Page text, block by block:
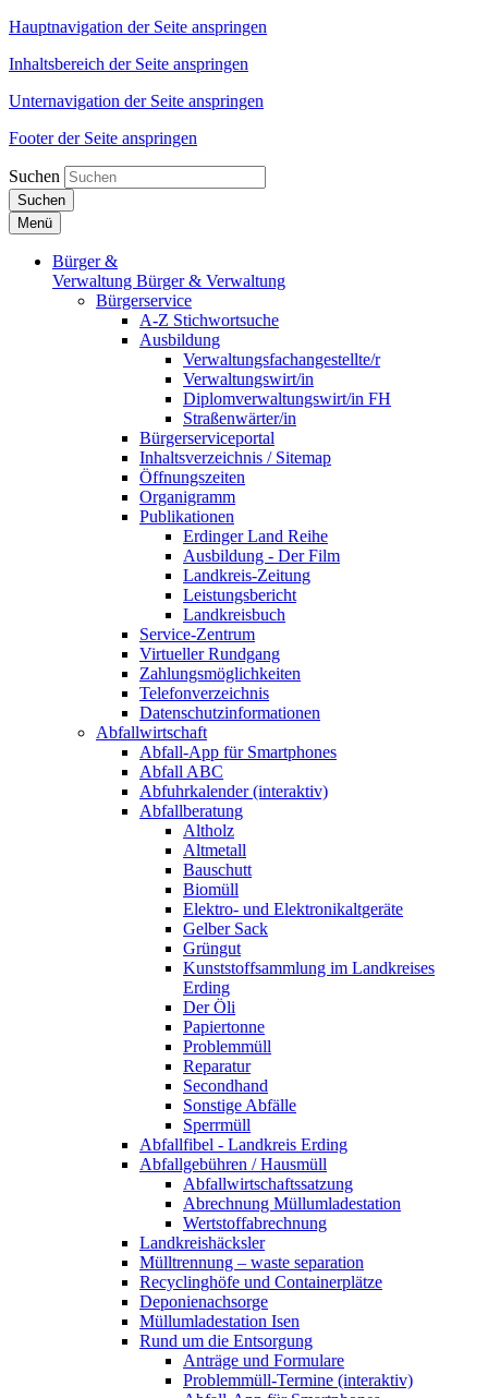
Hauptnavigation der Seite anspringen
Inhaltsbereich der Seite anspringen
Unternavigation der Seite anspringen
Footer der Seite anspringen
Suchen
Suchen
Menü
Bürger &
Verwaltung Bürger & Verwaltung
Bürgerservice
A-Z Stichwortsuche
Ausbildung
Verwaltungsfachangestellte/r
Verwaltungswirt/in
Diplomverwaltungswirt/in FH
Straßenwärter/in
Bürgerserviceportal
Inhaltsverzeichnis / Sitemap
Öffnungszeiten
Organigramm
Publikationen
Erdinger Land Reihe
Ausbildung - Der Film
Landkreis-Zeitung
Leistungsbericht
Landkreisbuch
Service-Zentrum
Virtueller Rundgang
Zahlungsmöglichkeiten
Telefonverzeichnis
Datenschutzinformationen
Abfallwirtschaft
Abfall-App für Smartphones
Abfall ABC
Abfuhrkalender (interaktiv)
Abfallberatung
Altholz
Altmetall
Bauschutt
Biomüll
Elektro- und Elektronikaltgeräte
Gelber Sack
Grüngut
Kunststoffsammlung im Landkreises
Erding
Der Öli
Papiertonne
Problemmüll
Reparatur
Secondhand
Sonstige Abfälle
Sperrmüll
Abfallfibel - Landkreis Erding
Abfallgebühren / Hausmüll
Abfallwirtschaftssatzung
Abrechnung Müllumladestation
Wertstoffabrechnung
Landkreishäcksler
Mülltrennung – waste separation
Recyclinghöfe und Containerplätze
Deponienachsorge
Müllumladestation Isen
Rund um die Entsorgung
Anträge und Formulare
Problemmüll-Termine (interaktiv)